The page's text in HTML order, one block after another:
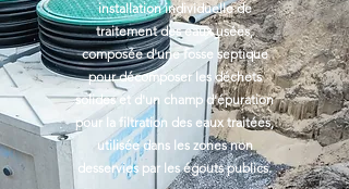
installation individuelle de
traitement des eaux usées,
composée d'une fosse septique
pour décomposer les déchets
solides et d'un champ d'épuration
pour la filtration des eaux traitées,
utilisée dans les zones non
desservies par les égouts publics.